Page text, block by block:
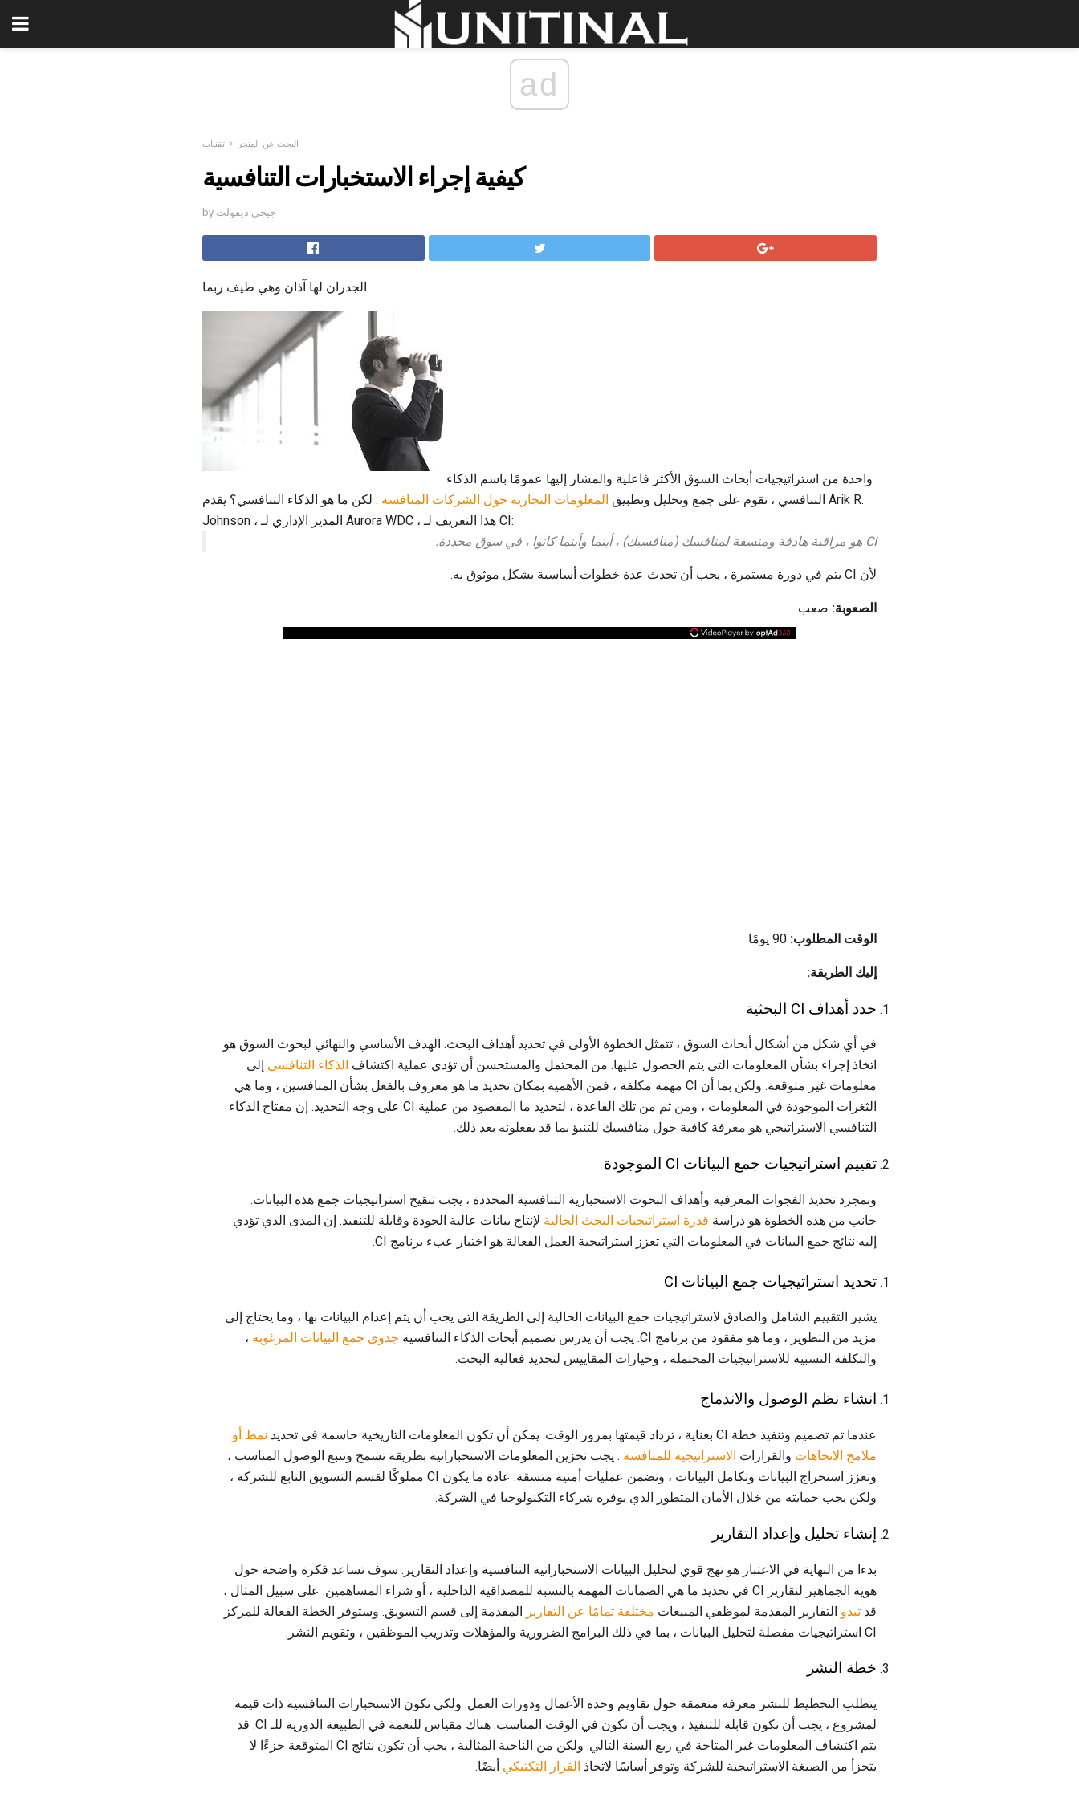
ad
البحث عن المتجر تقنيات
كيفية إجراء الاستخبارات التنافسية
by جيجي ديفولت
الجدران لها آذان وهي طيف ربما
التنافسي ، تقوم على جمع وتحليل وتطبيق المعلومات التجارية حول الشركات المنافسة . لكن ما هو الذكاء التنافسي؟ يقدم Arik R.
Johnson ، المدير الإداري لـ Aurora WDC ، هذا التعريف لـ CI:
CI هو مراقبة هادفة ومنسقة لمنافسك (منافسيك) ، أينما وأينما كانوا ، في سوق محددة.
لأن CI يتم في دورة مستمرة ، يجب أن تحدث عدة خطوات أساسية بشكل موثوق به.
الصعوبة: صعب
الوقت المطلوب:
إليك الطريقة:
حدد أهداف CI البحثية
في أي شكل من أشكال أبحاث السوق ، تتمثل الخطوة الأولى في تحديد أهداف البحث. الهدف الأساسي والنهائي لبحوث السوق هو
اتخاذ إجراء بشأن المعلومات التي يتم الحصول عليها. من المحتمل والمستحسن أن تؤدي عملية اكتشاف الذكاء التنافسي إلى
معلومات غير متوقعة. ولكن بما أن CI مهمة مكلفة ، فمن الأهمية بمكان تحديد ما هو معروف بالفعل بشأن المنافسين ، وما هي
الثغرات الموجودة في المعلومات ، ومن ثم من تلك القاعدة ، لتحديد ما المقصود من عملية CI على وجه التحديد. إن مفتاح الذكاء
التنافسي الاستراتيجي هو معرفة كافية حول منافسيك للتنبؤ بما قد يفعلونه بعد ذلك.
تقييم استراتيجيات جمع البيانات CI الموجودة
وبمجرد تحديد الفجوات المعرفية وأهداف البحوث الاستخبارية التنافسية المحددة ، يجب تنقيح استراتيجيات جمع هذه البيانات.
جانب من هذه الخطوة هو دراسة قدرة استراتيجيات البحث الحالية لإنتاج بيانات عالية الجودة وقابلة للتنفيذ. إن المدى الذي تؤدي
إليه نتائج جمع البيانات في المعلومات التي تعزز استراتيجية العمل الفعالة هو اختبار عبء برنامج CI.
تحديد استراتيجيات جمع البيانات CI
يشير التقييم الشامل والصادق لاستراتيجيات جمع البيانات الحالية إلى الطريقة التي يجب أن يتم إعدام البيانات بها ، وما يحتاج إلى
مزيد من التطوير ، وما هو مفقود من برنامج CI. يجب أن يدرس تصميم أبحاث الذكاء التنافسية
جدوى جمع البيانات المرغوبة ،
والتكلفة النسبية للاستراتيجيات المحتملة ، وخيارات المقاييس لتحديد فعالية البحث.
انشاء نظم الوصول والاندماج
عندما تم تصميم وتنفيذ خطة CI بعناية ، تزداد قيمتها بمرور الوقت. يمكن أن تكون المعلومات التاريخية حاسمة في تحديد
نمط أو
ملامح الاتجاهات والقرارات الاستراتيجية للمنافسة . يجب تخزين المعلومات الاستخباراتية بطريقة تسمح وتتبع الوصول المناسب ،
وتعزز استخراج البيانات وتكامل البيانات ، وتضمن عمليات أمنية متسقة. عادة ما يكون CI مملوكًا لقسم التسويق التابع للشركة ،
ولكن يجب حمايته من خلال الأمان المتطور الذي يوفره شركاء التكنولوجيا في الشركة.
إنشاء تحليل وإعداد التقارير
بدءا من النهاية في الاعتبار هو نهج قوي لتحليل البيانات الاستخباراتية التنافسية وإعداد التقارير. سوف تساعد فكرة واضحة حول
هوية الجماهير لتقارير CI في تحديد ما هي الضمانات المهمة بالنسبة للمصداقية الداخلية ، أو شراء المساهمين. على سبيل المثال ،
قد تبدو التقارير المقدمة لموظفي المبيعات مختلفة تمامًا عن التقارير المقدمة إلى قسم التسويق. وستوفر الخطة الفعالة للمركز
CI استراتيجيات مفصلة لتحليل البيانات ، بما في ذلك البرامج الضرورية والمؤهلات وتدريب الموظفين ، وتقويم النشر.
خطة النشر
يتطلب التخطيط للنشر معرفة متعمقة حول تقاويم وحدة الأعمال ودورات العمل. ولكي تكون الاستخبارات التنافسية ذات قيمة
لمشروع ، يجب أن تكون قابلة للتنفيذ ، ويجب أن تكون في الوقت المناسب. هناك مقياس للنعمة في الطبيعة الدورية للـ CI. قد
يتم اكتشاف المعلومات غير المتاحة في ربع السنة التالي. ولكن من الناحية المثالية ، يجب أن تكون نتائج CI المتوقعة جزءًا لا
يتجزأ من الصيغة الاستراتيجية للشركة وتوفر أساسًا لاتخاذ القرار التكتيكي أيضًا.